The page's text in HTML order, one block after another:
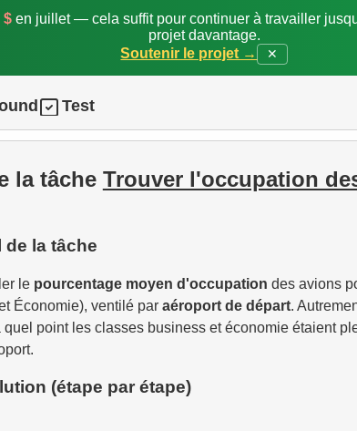
$en juillet — cela suffit pour continuer à travailler
projet davantage.
Soutenir le projet →
✕
Test
la tâche Trouver l'occupation
la tâche
le pourcentage moyen d'occupation des avions
Économie), ventilé par aéroport de départ.
quel point les classes business et économie étaient
(étape par étape)